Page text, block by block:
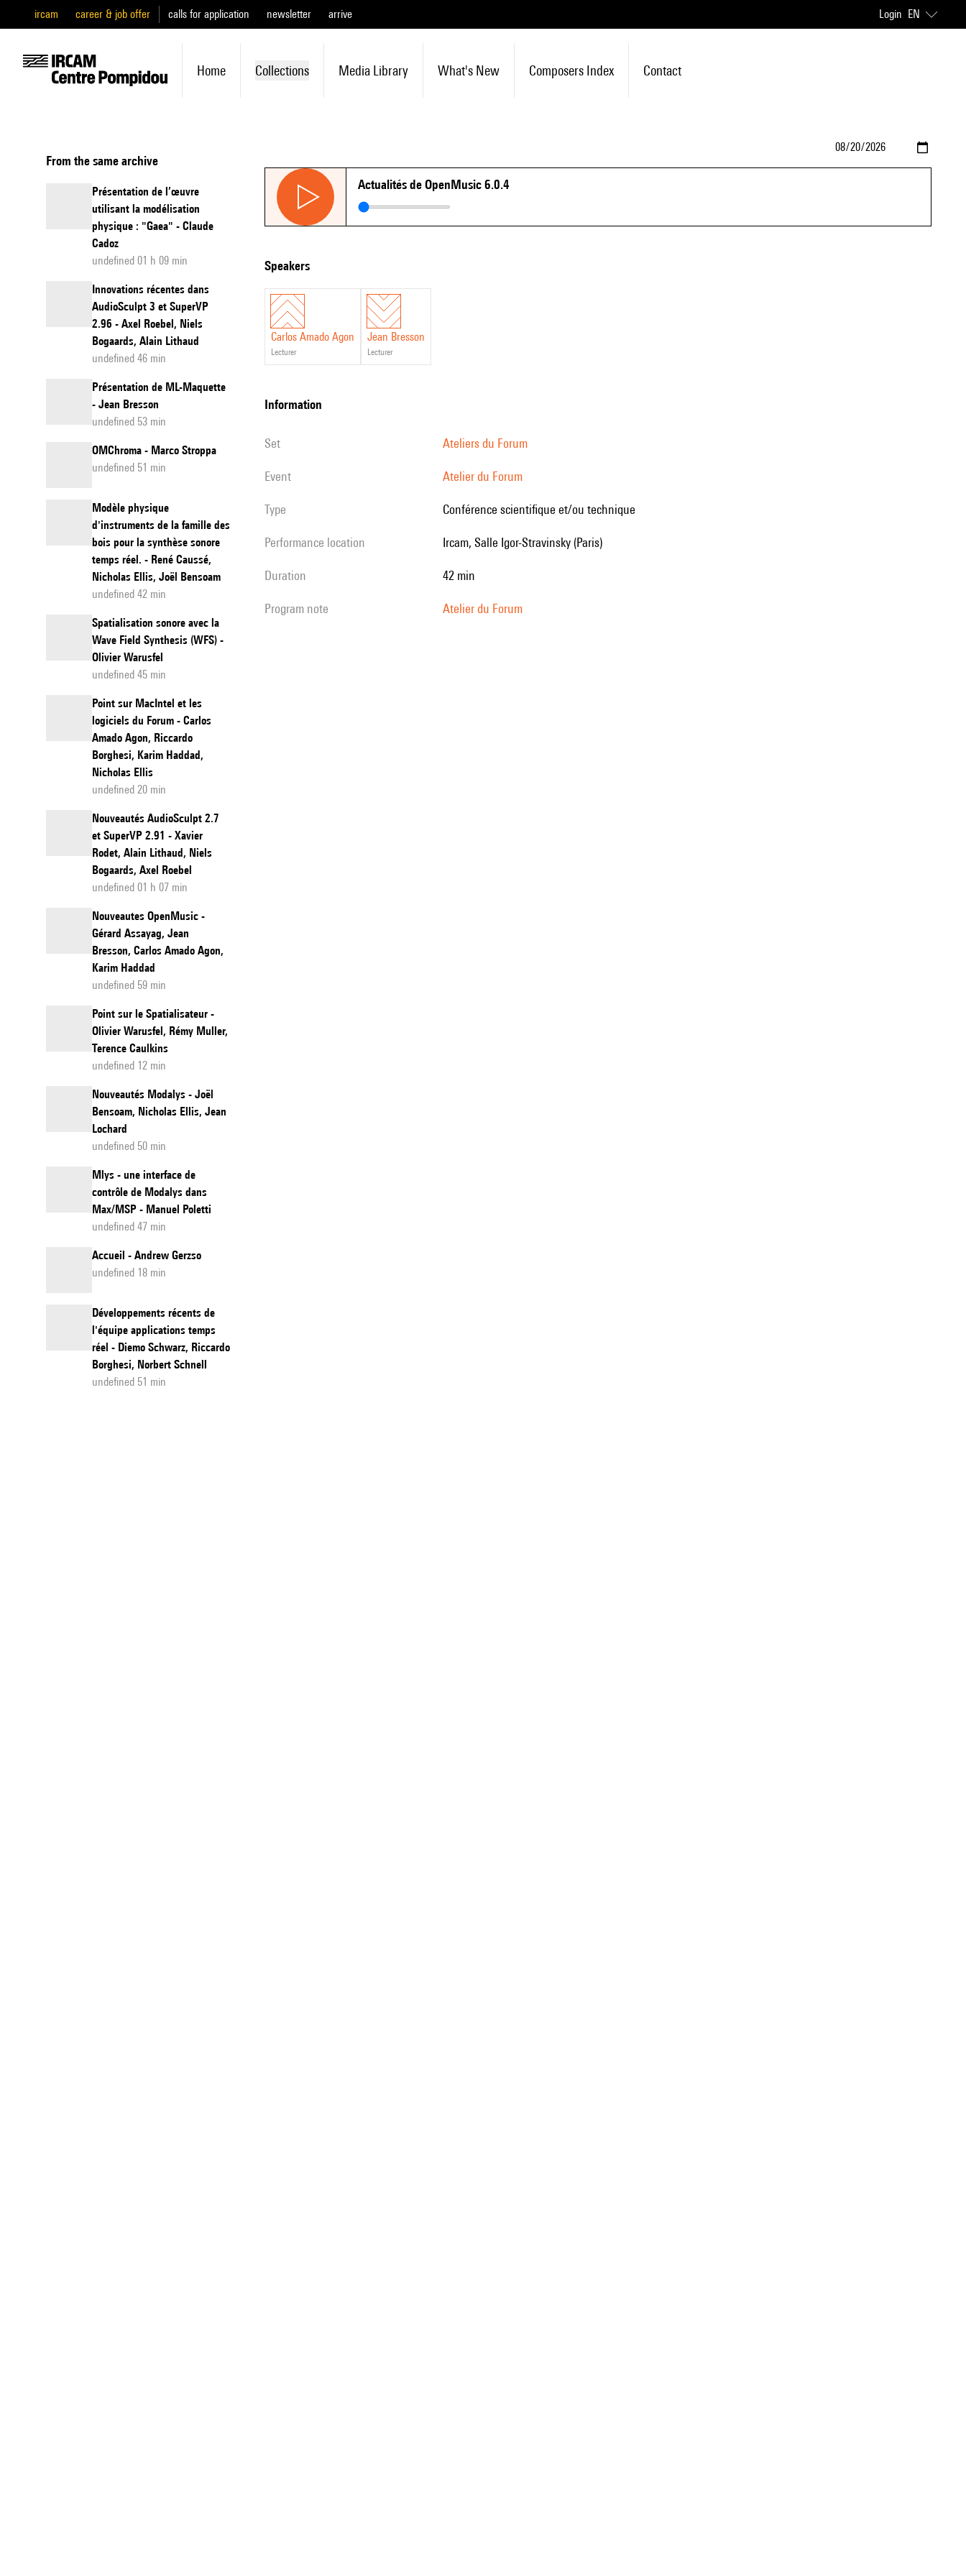
ircam career & job offer calls for application newsletter arrive Login EN
Home Collections Media Library What's New Composers Index Contact
From the same archive
Présentation de l’œuvre
utilisant la modélisation
physique : "Gaea" - Claude
Cadoz
undefined 01 h 09 min
Innovations récentes dans
AudioSculpt 3 et SuperVP
2.96 - Axel Roebel, Niels
Bogaards, Alain Lithaud
undefined 46 min
Présentation de ML-Maquette
- Jean Bresson
undefined 53 min
OMChroma - Marco Stroppa
undefined 51 min
Modèle physique
d'instruments de la famille des
bois pour la synthèse sonore
temps réel. - René Caussé,
Nicholas Ellis, Joël Bensoam
undefined 42 min
Spatialisation sonore avec la
Wave Field Synthesis (WFS) -
Olivier Warusfel
undefined 45 min
Point sur MacIntel et les
logiciels du Forum - Carlos
Amado Agon, Riccardo
Borghesi, Karim Haddad,
Nicholas Ellis
undefined 20 min
Nouveautés AudioSculpt 2.7
et SuperVP 2.91 - Xavier
Rodet, Alain Lithaud, Niels
Bogaards, Axel Roebel
undefined 01 h 07 min
Nouveautes OpenMusic -
Gérard Assayag, Jean
Bresson, Carlos Amado Agon,
Karim Haddad
undefined 59 min
Point sur le Spatialisateur -
Olivier Warusfel, Rémy Muller,
Terence Caulkins
undefined 12 min
Nouveautés Modalys - Joël
Bensoam, Nicholas Ellis, Jean
Lochard
undefined 50 min
Mlys - une interface de
contrôle de Modalys dans
Max/MSP - Manuel Poletti
undefined 47 min
Accueil - Andrew Gerzso
undefined 18 min
Développements récents de
l'équipe applications temps
réel - Diemo Schwarz, Riccardo
Borghesi, Norbert Schnell
undefined 51 min
Actualités de OpenMusic 6.0.4
speakers
Carlos Amado Agon
lecturer
Jean Bresson
lecturer
information
set Ateliers du Forum
event Atelier du Forum
Type Conférence scientifique et/ou technique
performance location Ircam, Salle Igor-Stravinsky (Paris)
duration 42 min
program note Atelier du Forum